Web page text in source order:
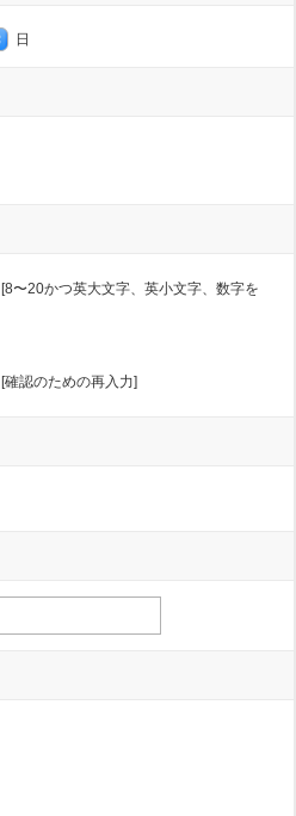
日
[8〜20かつ英大文字、英小文字、数字を
[確認のための再入力]